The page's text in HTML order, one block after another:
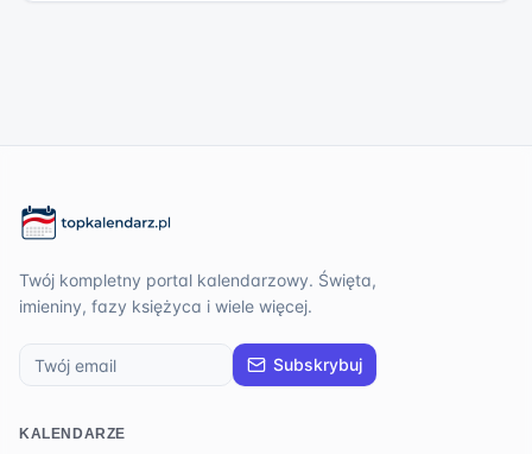
Twój kompletny portal kalendarzowy. Święta,
imieniny, fazy księżyca i wiele więcej.
Subskrybuj
KALENDARZE